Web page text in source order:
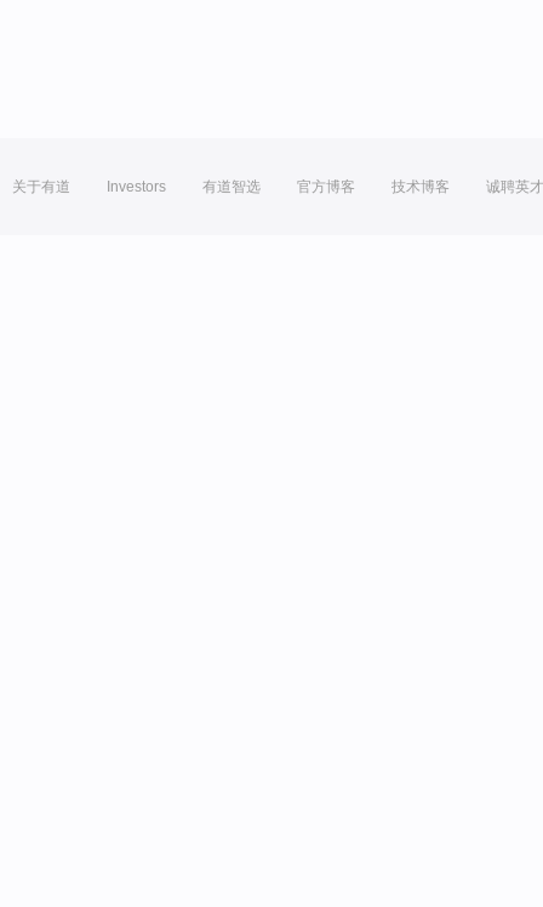
关于有道 Investors 有道智选 官方博客 技术博客 诚聘英才